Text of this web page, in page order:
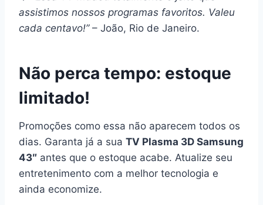
assistimos nossos programas favoritos. Valeu
cada centavo!”– João, Rio de Janeiro.
Não perca tempo: estoque
limitado!
Promoções como essa não aparecem todos os
dias. Garanta já a sua TV Plasma 3D Samsung
43″ antes que o estoque acabe. Atualize seu
entretenimento com a melhor tecnologia e
ainda economize.